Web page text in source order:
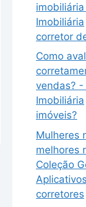
Imobiliária
corretor
Como
vendas? -
Imobiliária
imóveis?
Mulheres
melhores
Coleção
corretores